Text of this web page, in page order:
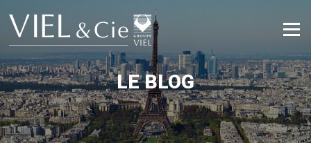
contenu
Menu
LE BLOG